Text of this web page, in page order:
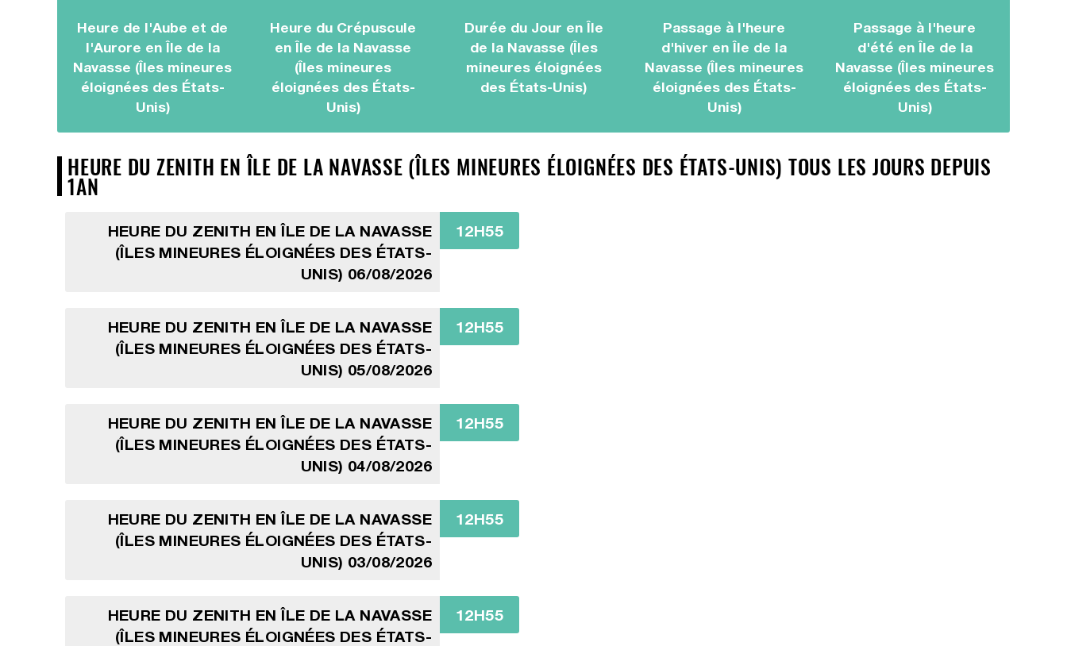
Heure de l'Aube et de
l'Aurore en Île de la
Navasse (Îles mineures
éloignées des États-
Unis)
Heure du Crépuscule
en Île de la Navasse
(Îles mineures
éloignées des États-
Unis)
Durée du Jour en Île
de la Navasse (Îles
mineures éloignées
des États-Unis)
Passage à l'heure
d'hiver en Île de la
Navasse (Îles mineures
éloignées des États-
Unis)
Passage à l'heure
d'été en Île de la
Navasse (Îles mineures
éloignées des États-
Unis)
HEURE DU ZENITH EN ÎLE DE LA NAVASSE (ÎLES MINEURES ÉLOIGNÉES DES ÉTATS-UNIS) TOUS LES JOURS DEPUIS
1AN
HEURE DU ZENITH EN ÎLE DE LA NAVASSE
(ÎLES MINEURES ÉLOIGNÉES DES ÉTATS-
UNIS) 06/08/2026
12H55
HEURE DU ZENITH EN ÎLE DE LA NAVASSE
(ÎLES MINEURES ÉLOIGNÉES DES ÉTATS-
UNIS) 05/08/2026
12H55
HEURE DU ZENITH EN ÎLE DE LA NAVASSE
(ÎLES MINEURES ÉLOIGNÉES DES ÉTATS-
UNIS) 04/08/2026
12H55
HEURE DU ZENITH EN ÎLE DE LA NAVASSE
(ÎLES MINEURES ÉLOIGNÉES DES ÉTATS-
UNIS) 03/08/2026
12H55
HEURE DU ZENITH EN ÎLE DE LA NAVASSE
(ÎLES MINEURES ÉLOIGNÉES DES ÉTATS-
12H55